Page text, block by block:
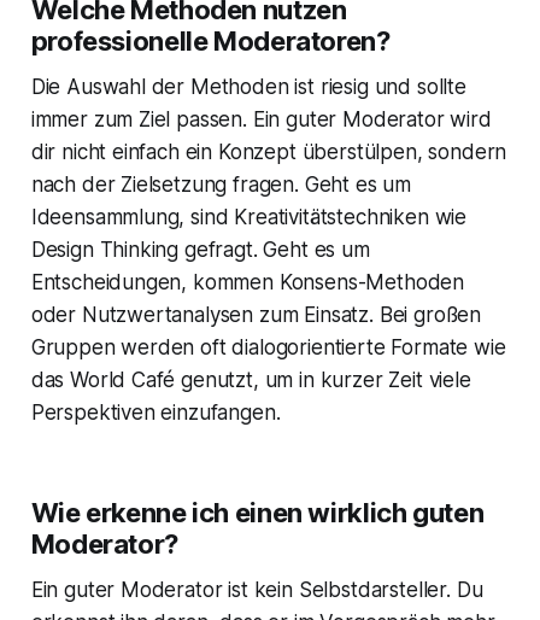
Welche Methoden nutzen
professionelle Moderatoren?
Die Auswahl der Methoden ist riesig und sollte
immer zum Ziel passen. Ein guter Moderator wird
dir nicht einfach ein Konzept überstülpen, sondern
nach der Zielsetzung fragen. Geht es um
Ideensammlung, sind Kreativitätstechniken wie
Design Thinking gefragt. Geht es um
Entscheidungen, kommen Konsens-Methoden
oder Nutzwertanalysen zum Einsatz. Bei großen
Gruppen werden oft dialogorientierte Formate wie
das World Café genutzt, um in kurzer Zeit viele
Perspektiven einzufangen.
Wie erkenne ich einen wirklich guten
Moderator?
Ein guter Moderator ist kein Selbstdarsteller. Du